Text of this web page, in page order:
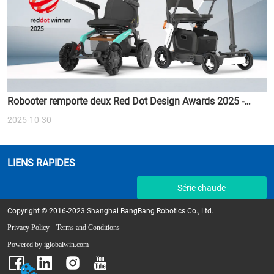
Robooter remporte deux Red Dot Design Awards 2025 -
Redéfinir l'avenir de la mobilité intelligente
2025-10-30
LIENS RAPIDES
Série chaude
Copyright © 2016-2023 Shanghai BangBang Robotics Co., Ltd.
Privacy Policy
Terms and Conditions
Powered by iglobalwin.com